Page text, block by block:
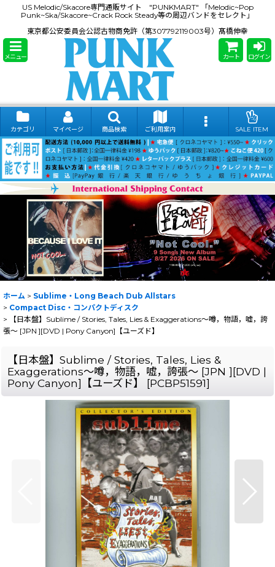
US Melodic/Skacore専門通販サイト "PUNKMART" 「Melodic~Pop
Punk~Ska/Skacore~Crack Rock Steady等の周辺バンドをセレクト」
東京都公安委員会公認古物商免許（第307792119003号）髙橋伸幸
メニュー カート ログイン
カテゴリ マイページ 商品検索 ご利用案内 SALE ITEM
ホーム > Sublime・Long Beach Dub Allstars
> Compact Disc・コンパクトディスク
>
【日本盤】Sublime / Stories, Tales, Lies & Exaggerations〜噂，物語，嘘，誇
張〜 [JPN ][DVD | Pony Canyon]【ユーズド】
【日本盤】Sublime / Stories, Tales, Lies &
Exaggerations〜噂，物語，嘘，誇張〜 [JPN ][DVD |
Pony Canyon]【ユーズド】
[PCBP51591]